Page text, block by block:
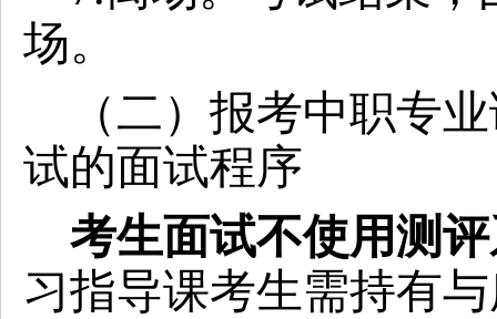
场。
（二）报考中职专
试的面试程序
考生面试不使用测
习指导课考生需持有